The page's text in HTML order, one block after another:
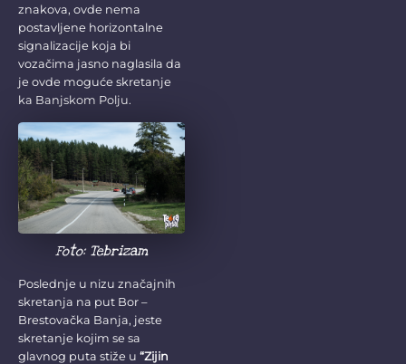
znakova, ovde nema
postavljene horizontalne
signalizacije koja bi
vozačima jasno naglasila da
je ovde moguće skretanje
ka Banjskom Polju.
Foto: Tebrizam
Poslednje u nizu značajnih
skretanja na put Bor –
Brestovačka Banja, jeste
skretanje kojim se sa
glavnog puta stiže u “Zijin